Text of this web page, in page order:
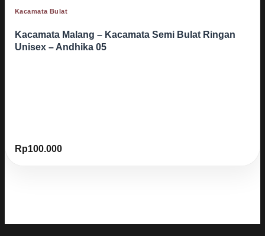
Kacamata Bulat
Kacamata Malang – Kacamata Semi Bulat Ringan
Unisex – Andhika 05
Rp100.000